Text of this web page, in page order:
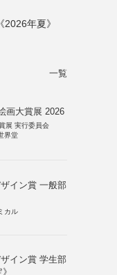
年夏》
一覧
画大賞展 2026
展 実行委員会
界堂
イン賞 一般部
カル
イン賞 学生部